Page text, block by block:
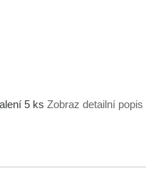
5 ks Zobraz detailní popis